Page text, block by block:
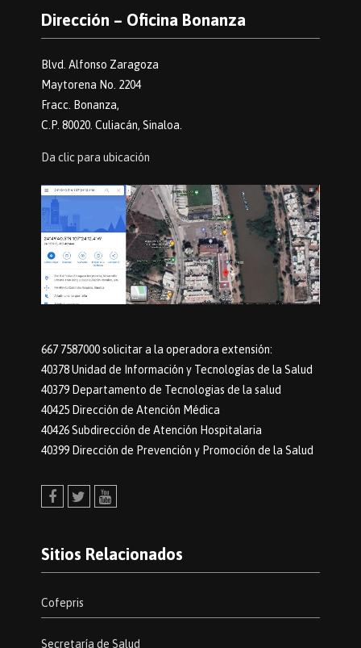
Dirección – Oficina Bonanza
Blvd. Alfonso Zaragoza
Maytorena No. 2204
Fracc. Bonanza,
C.P. 80020. Culiacán, Sinaloa.
Da clic para ubicación
667 7587000 solicitar a la operadora extensión:
40378 Unidad de Información y Tecnologías de la Salud
40379 Departamento de Tecnologias de la salud
40425 Dirección de Atención Médica
40426 Subdirección de Atención Hospitalaria
40399 Dirección de Prevención y Promoción de la Salud
Sitios Relacionados
Cofepris
Secretaría de Salud